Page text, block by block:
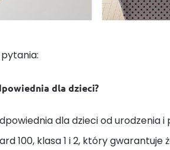
dla dzieci?
dla dzieci od urodzenia
100, klasa 1 i 2, który gwarantuje